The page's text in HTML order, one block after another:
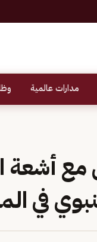
مدارات عالمية
مع أشعة
في